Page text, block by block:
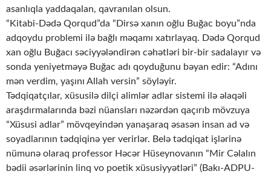
asanlıqla yaddaqalan, qavranılan olsun.
“Kitabi-Dədə Qorqud”da “Dirsə xanın oğlu Buğac boyu”nda
adqoydu problemi ilə bağlı məqamı xatırlayaq. Dədə Qorqud
xan oğlu Buğacı səciyyələndirən cəhətləri bir-bir sadalayır və
sonda yeniyetməyə Buğac adı qoyduğunu bəyan edir: “Adını
mən verdim, yaşını Allah versin” söyləyir.
Tədqiqatçılar, xüsusilə dilçi alimlər adlar sistemi ilə əlaqəli
araşdırmalarında bəzi nüansları nəzərdən qaçırıb mövzuya
“Xüsusi adlar” mövqeyindən yanaşaraq əsasən insan ad və
soyadlarının tədqiqinə yer verirlər. Belə tədqiqat işlərinə
nümunə olaraq professor Həcər Hüseynovanın “Mir Cəlalın
bədii əsərlərinin linq vo poetik xüsusiyyətləri” (Bakı-ADPU-